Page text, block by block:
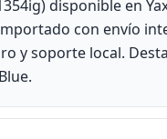
disponible en
con envío
y soporte local.